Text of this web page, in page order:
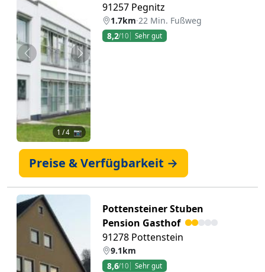
Zurück Weiter
1 / 4 📷
91257 Pegnitz
1.7km·22 Min. Fußweg
8,2/10 Sehr gut
Preise & Verfügbarkeit →
Pottensteiner Stuben
Pension Gasthof
91278 Pottenstein
9.1km
8,6/10 Sehr gut